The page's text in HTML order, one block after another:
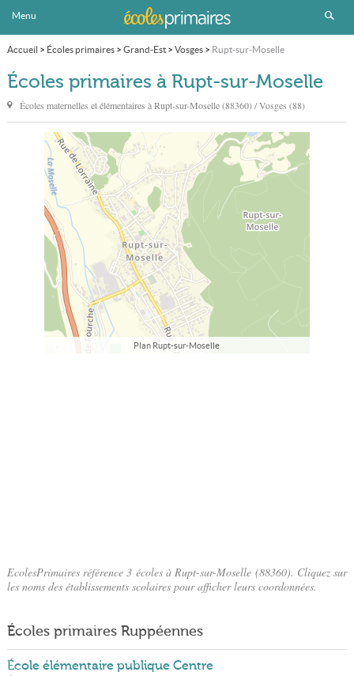
Menu
Accueil > Écoles primaires> Grand-Est> Vosges> Rupt-sur-Moselle
Écoles primaires à Rupt-sur-Moselle
Écoles maternelles et élémentaires àRupt-sur-Moselle(88360) / Vosges (88)
Plan Rupt-sur-Moselle
EcolesPrimaires référence 3 écoles à Rupt-sur-Moselle (88360). Cliquez sur
les noms des établissements scolaires pour afficher leurs coordonnées.
Écoles primaires Ruppéennes
École élémentaire publique Centre